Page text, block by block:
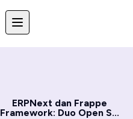
ERPNext dan Frappe
Framework: Duo Open S...